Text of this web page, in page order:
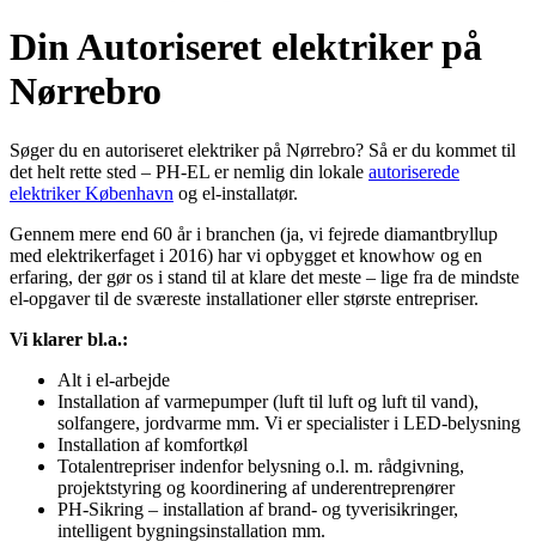
Din Autoriseret elektriker på
Nørrebro
Søger du en autoriseret elektriker på Nørrebro? Så er du kommet til
det helt rette sted – PH-EL er nemlig din lokale autoriserede
elektriker København og el-installatør.
Gennem mere end 60 år i branchen (ja, vi fejrede diamantbryllup
med elektrikerfaget i 2016) har vi opbygget et knowhow og en
erfaring, der gør os i stand til at klare det meste – lige fra de mindste
el-opgaver til de sværeste installationer eller største entrepriser.
Vi klarer bl.a.:
Alt i el-arbejde
Installation af varmepumper (luft til luft og luft til vand),
solfangere, jordvarme mm. Vi er specialister i LED-belysning
Installation af komfortkøl
Totalentrepriser indenfor belysning o.l. m. rådgivning,
projektstyring og koordinering af underentreprenører
PH-Sikring – installation af brand- og tyverisikringer,
intelligent bygningsinstallation mm.